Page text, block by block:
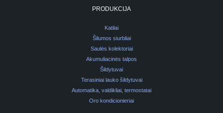
PRODUKCIJA
Katilai
Šilumos siurbliai
Saulės kolektoriai
Akumuliacinės talpos
Šildytuvai
Terasiniai lauko šildytuvai
Automatika, valdikliai, termostatai
Oro kondicionieriai